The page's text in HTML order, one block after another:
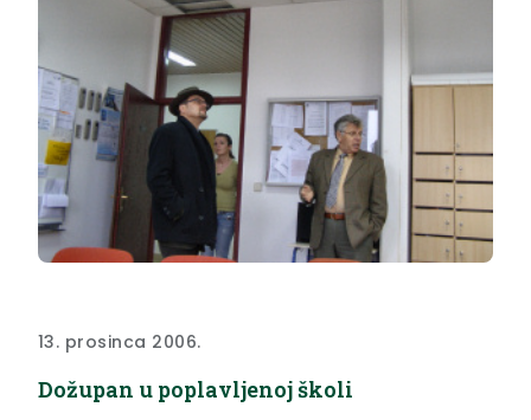
13. prosinca 2006.
Dožupan u poplavljenoj školi